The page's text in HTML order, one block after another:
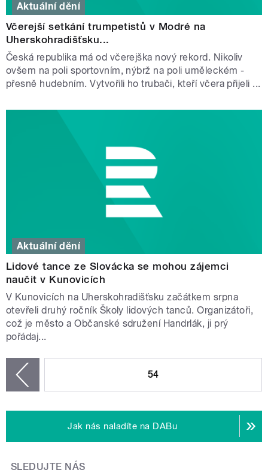
Aktuální dění
Včerejší setkání trumpetistů v Modré na
Uherskohradišťsku...
Česká republika má od včerejška nový rekord. Nikoliv
ovšem na poli sportovním, nýbrž na poli uměleckém -
přesně hudebním. Vytvořili ho trubači, kteří včera přijeli ...
Aktuální dění
Lidové tance ze Slovácka se mohou zájemci
naučit v Kunovicích
V Kunovicích na Uherskohradišťsku začátkem srpna
otevřeli druhý ročník Školy lidových tanců. Organizátoři,
což je město a Občanské sdružení Handrlák, ji prý
pořádaj...
54
Jak nás naladíte na DABu
SLEDUJTE NÁS